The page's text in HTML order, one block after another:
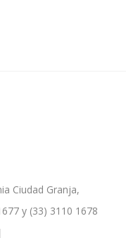
Ciudad Granja,
y (33) 3110 1678